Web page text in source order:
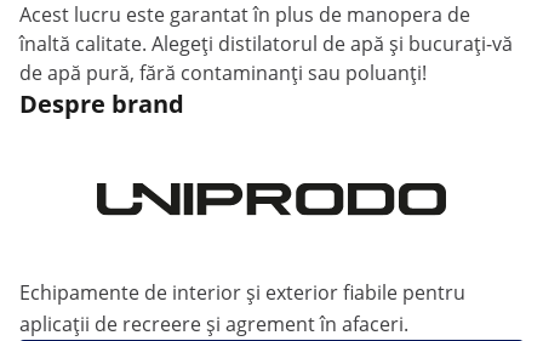
Acest lucru este garantat în plus de manopera de
înaltă calitate. Alegeți distilatorul de apă și bucurați-vă
de apă pură, fără contaminanți sau poluanți!
Despre brand
Echipamente de interior și exterior fiabile pentru
aplicații de recreere și agrement în afaceri.